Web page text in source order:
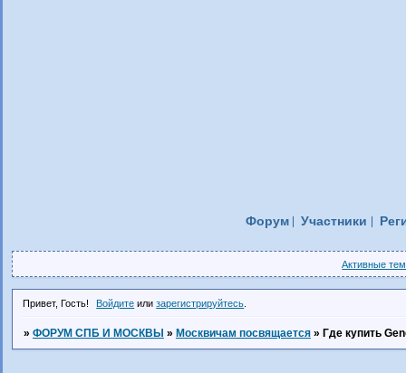
Форум Участники
Активные
Привет, Гость! Войдите илизарегистрируйтесь
» ФОРУМ СПБ И МОСКВЫ » Москвичам посвящается » Где купить